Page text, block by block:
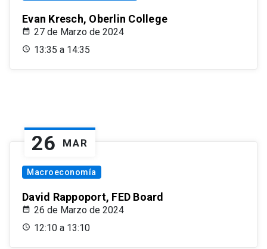
Evan Kresch, Oberlin College
27 de Marzo de 2024
13:35 a 14:35
26 MAR
Macroeconomía
David Rappoport, FED Board
26 de Marzo de 2024
12:10 a 13:10